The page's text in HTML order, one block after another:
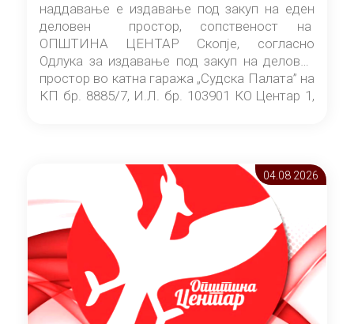
наддавање е издавање под закуп на еден
деловен простор, сопственост на
ОПШТИНА ЦЕНТАР Скопје, согласно
Одлука за издавање под закуп на деловен
простор во катна гаража „Судска Палата” на
КП бр. 8885/7, И.Л. бр. 103901 КО Центар 1,
Скопје” број 9/2026), за времетраење од 3
(три) години од денот на потпишувањето на
Договорот за закуп со најповолниот
понудувач.
04.08 2026